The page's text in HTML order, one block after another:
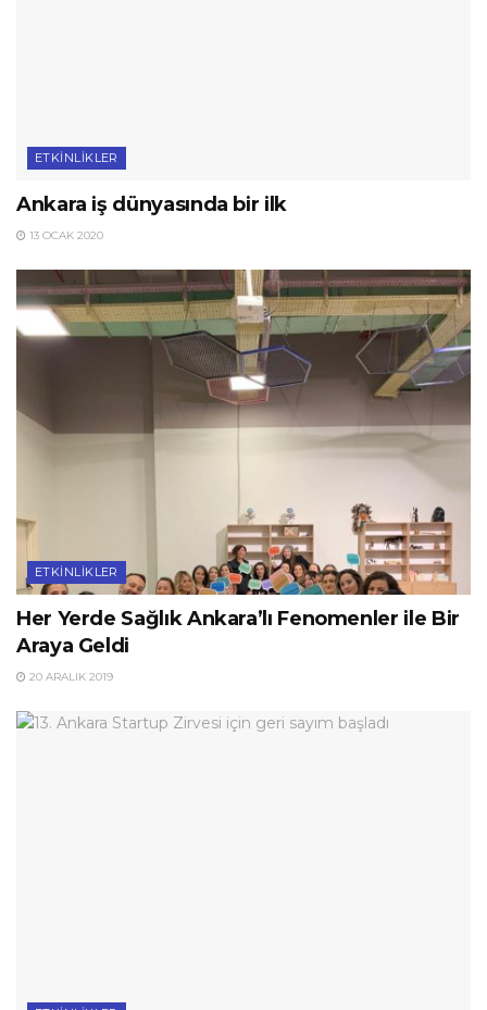
ETKINLIKLER
Ankara iş dünyasında bir ilk
13 OCAK 2020
ETKINLIKLER
Her Yerde Sağlık Ankara’lı Fenomenler ile Bir
Araya Geldi
20 ARALIK 2019